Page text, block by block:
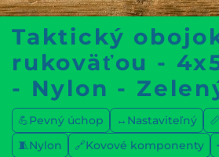
Taktický
rukoväťou -
- Nylon -
💪Pevný úchop ↔️Nastaviteľný
🧵Nylon
🔗Kovové komponenty